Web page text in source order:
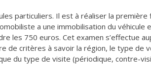
particuliers. Il est à réaliser la première
a une immobilisation du véhicule
les 750 euros. Cet examen s’effectue
de critères à savoir la région, le type de
du type de visite (périodique, contre-